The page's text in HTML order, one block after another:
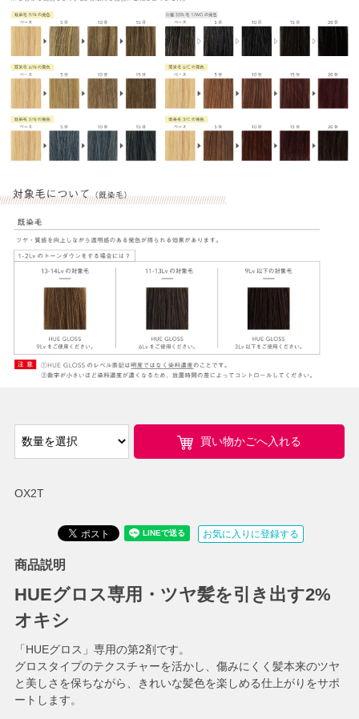
OX2T
買い物かごへ入れる
お気に入りに登録する
商品説明
HUEグロス専用・ツヤ髪を引き出す2%
オキシ
「HUEグロス」専用の第2剤です。
グロスタイプのテクスチャーを活かし、傷みにくく髪本来のツヤ
と美しさを保ちながら、きれいな髪色を楽しめる仕上がりをサポ
ートします。